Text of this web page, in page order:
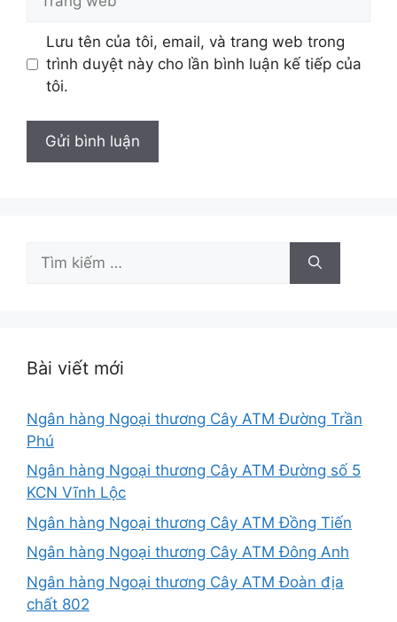
Lưu tên của tôi, email, và trang web trong
trình duyệt này cho lần bình luận kế tiếp của
tôi.
Tìm
kiếm
Bài viết mới
Ngân hàng Ngoại thương Cây ATM Đường Trần
Phú
Ngân hàng Ngoại thương Cây ATM Đường số 5
KCN Vĩnh Lộc
Ngân hàng Ngoại thương Cây ATM Đồng Tiến
Ngân hàng Ngoại thương Cây ATM Đông Anh
Ngân hàng Ngoại thương Cây ATM Đoàn địa
chất 802